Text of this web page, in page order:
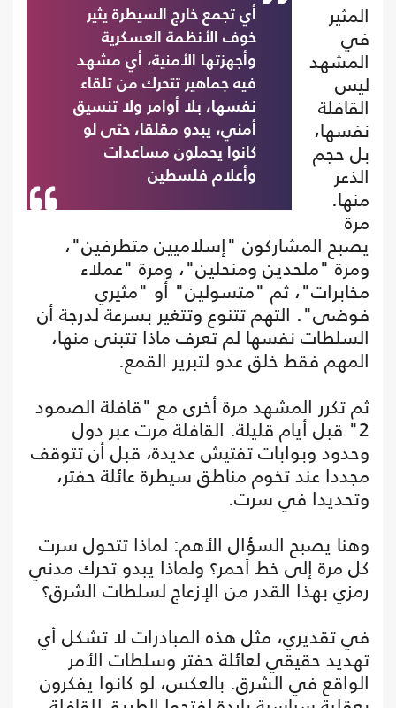
أي تجمع خارج السيطرة يثير
خوف الأنظمة العسكرية
وأجهزتها الأمنية، أي مشهد
فيه جماهير تتحرك من تلقاء
نفسها، بلا أوامر ولا تنسيق
أمني، يبدو مقلقا، حتى لو
كانوا يحملون مساعدات
وأعلام فلسطين
المثير
في
المشهد
ليس
القافلة
نفسها،
بل حجم
الذعر
منها.
مرة
يصبح المشاركون "إسلاميين متطرفين"،
ومرة "ملحدين ومنحلين"، ومرة "عملاء
مخابرات"، ثم "متسولين" أو "مثيري
فوضى". التهم تتنوع وتتغير بسرعة لدرجة أن
السلطات نفسها لم تعرف ماذا تتبنى منها،
المهم فقط خلق عدو لتبرير القمع.
ثم تكرر المشهد مرة أخرى مع "قافلة الصمود
2" قبل أيام قليلة. القافلة مرت عبر دول
وحدود وبوابات تفتيش عديدة، قبل أن تتوقف
مجددا عند تخوم مناطق سيطرة عائلة حفتر،
وتحديدا في سرت.
وهنا يصبح السؤال الأهم: لماذا تتحول سرت
كل مرة إلى خط أحمر؟ ولماذا يبدو تحرك مدني
رمزي بهذا القدر من الإزعاج لسلطات الشرق؟
في تقديري، مثل هذه المبادرات لا تشكل أي
تهديد حقيقي لعائلة حفتر وسلطات الأمر
الواقع في الشرق. بالعكس، لو كانوا يفكرون